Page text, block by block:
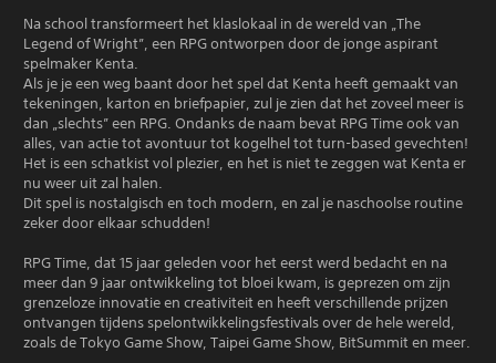
Na school transformeert het klaslokaal in de wereld van „The
Legend of Wright”, een RPG ontworpen door de jonge aspirant
spelmaker Kenta.
Als je je een weg baant door het spel dat Kenta heeft gemaakt van
tekeningen, karton en briefpapier, zul je zien dat het zoveel meer is
dan „slechts” een RPG. Ondanks de naam bevat RPG Time ook van
alles, van actie tot avontuur tot kogelhel tot turn-based gevechten!
Het is een schatkist vol plezier, en het is niet te zeggen wat Kenta er
nu weer uit zal halen.
Dit spel is nostalgisch en toch modern, en zal je naschoolse routine
zeker door elkaar schudden!
RPG Time, dat 15 jaar geleden voor het eerst werd bedacht en na
meer dan 9 jaar ontwikkeling tot bloei kwam, is geprezen om zijn
grenzeloze innovatie en creativiteit en heeft verschillende prijzen
ontvangen tijdens spelontwikkelingsfestivals over de hele wereld,
zoals de Tokyo Game Show, Taipei Game Show, BitSummit en meer.